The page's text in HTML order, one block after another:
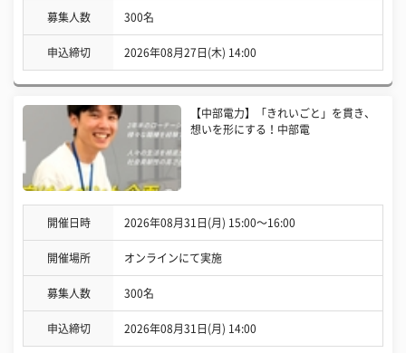
募集人数 300名
申込締切 2026年08月27日(木) 14:00
【中部電力】「きれいごと」を貫き、
想いを形にする！中部電
開催日時 2026年08月31日(月) 15:00〜16:00
開催場所 オンラインにて実施
募集人数 300名
申込締切 2026年08月31日(月) 14:00